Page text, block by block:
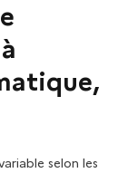
selon les